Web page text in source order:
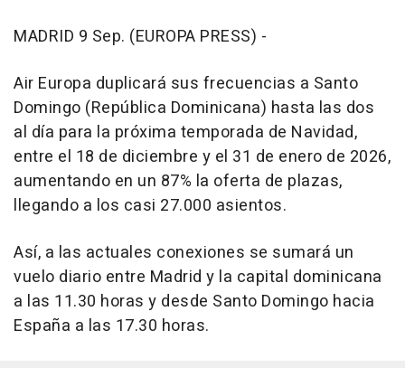
MADRID 9 Sep. (EUROPA PRESS) -
Air Europa duplicará sus frecuencias a Santo
Domingo (República Dominicana) hasta las dos
al día para la próxima temporada de Navidad,
entre el 18 de diciembre y el 31 de enero de 2026,
aumentando en un 87% la oferta de plazas,
llegando a los casi 27.000 asientos.
Así, a las actuales conexiones se sumará un
vuelo diario entre Madrid y la capital dominicana
a las 11.30 horas y desde Santo Domingo hacia
España a las 17.30 horas.